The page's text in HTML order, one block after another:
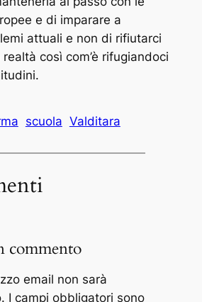
e di imparare a
attuali e non di rifiutarci
così com’è rifugiandoci
scuola Valditara
commento
email non sarà
I campi obbligatori sono